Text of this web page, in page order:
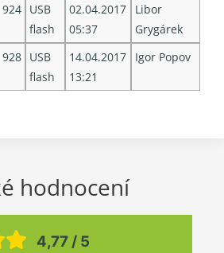
924 USB
flash
02.04.2017
05:37
Libor
Grygárek
928 USB
flash
14.04.2017
13:21
Igor Popov
hodnocení
4,77 / 5